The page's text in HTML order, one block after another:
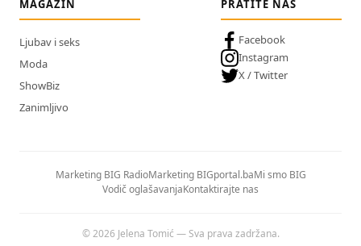
MAGAZIN
Ljubav i seks
Moda
ShowBiz
Zanimljivo
PRATITE NAS
Facebook
Instagram
X / Twitter
Marketing BIG RadioMarketing BIGportal.baMi smo BIG
Vodič oglašavanjaKontaktirajte nas
© 2026 Jelena Tomić — Sva prava zadržana.